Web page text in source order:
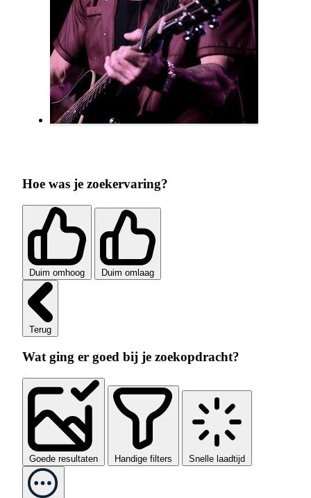
Hoe was je zoekervaring?
Duim omhoog Duim omlaag
Terug
Wat ging er goed bij je zoekopdracht?
Goede resultaten Handige filters Snelle laadtijd